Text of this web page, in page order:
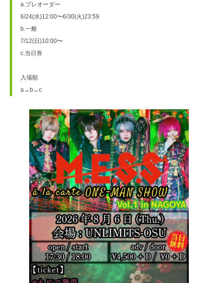
a.プレオーダー
6/24(水)12:00〜6/30(火)23:59
b.一般
7/12(日)10:00〜
c.当日券
入場順
a→b→c